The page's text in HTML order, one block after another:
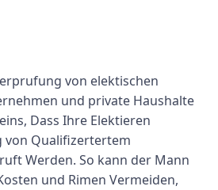
von elektischen
und private Haushalte
Dass Ihre Elektieren
von Qualifizertertem
Werden. So kann der Mann
und Rimen Vermeiden,